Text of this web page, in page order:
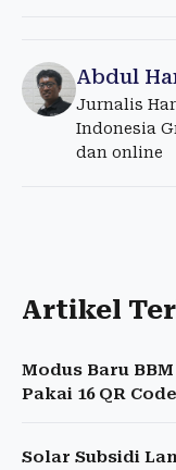
Abdul
Jurnalis
Indonesia
dan online
Artikel
Modus Baru
Pakai 16 QR
Solar Subsidi